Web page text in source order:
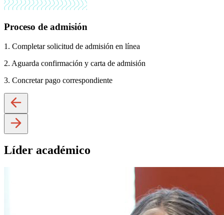
Proceso de admisión
1. Completar solicitud de admisión en línea
2. Aguarda confirmación y carta de admisión
3. Concretar pago correspondiente
Líder académico